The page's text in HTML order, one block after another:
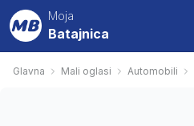
Moja
Batajnica
Glavna Mali oglasi Automobili